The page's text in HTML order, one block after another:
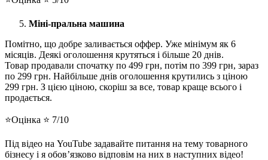
Міні-пральна машина
Помітно, що добре заливається оффер. Уже мінімум як 6
місяців. Деякі оголошення крутяться і більше 20 днів.
Товар продавали спочатку по 499 грн, потім по 399 грн, зараз
по 299 грн. Найбільше днів оголошення крутились з ціною
299 грн. З цією ціною, скоріш за все, товар краще всього і
продається.
⭐️Оцінка ⭐️ 7/10
Під відео на YouTube задавайте питання на тему товарного
бізнесу і я обов’язково відповім на них в наступних відео!